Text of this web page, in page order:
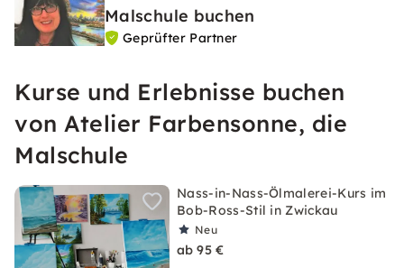
Malschule buchen
Geprüfter Partner
Kurse und Erlebnisse buchen
von Atelier Farbensonne, die
Malschule
Nass-in-Nass-Ölmalerei-Kurs im
Bob-Ross-Stil in Zwickau
Neu
ab 95 €